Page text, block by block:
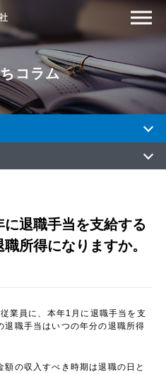
コラム
に退職手当を支給する
所得になりますか。
業員に、本年1月に退職手当を支
退職手当はいつの年分の退職所得
額の収入すべき時期は退職の日と